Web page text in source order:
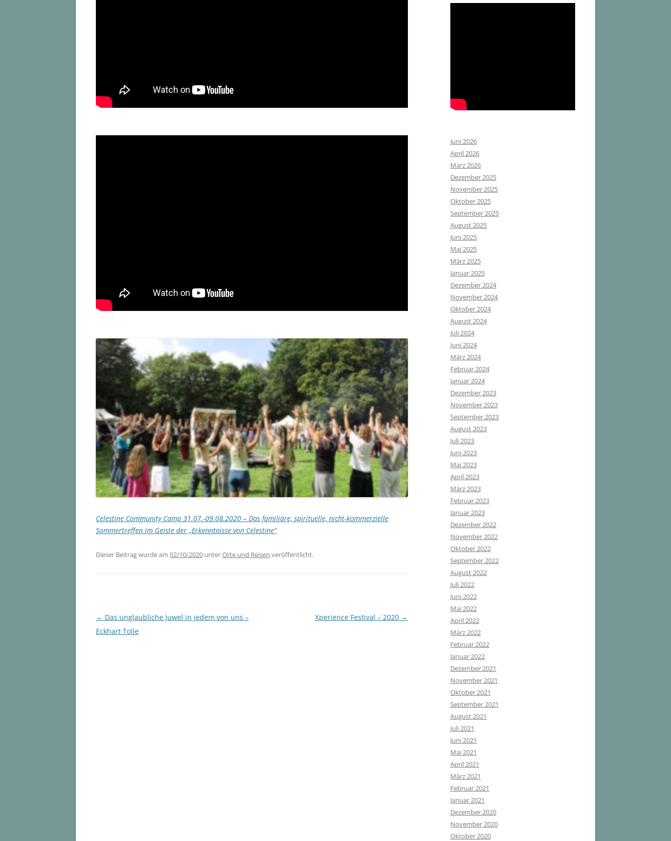
Celestine Community Camp 31.07.-09.08.2020 – Das familiäre, spirituelle, nicht-kommerzielle
Sommertreffen im Geiste der „Erkenntnisse von Celestine“
Dieser Beitrag wurde am 02/10/2020 unterOrte und Reisen veröffentlicht.
Beitragsnavigation
← Das unglaubliche Juwel in jedem von uns –
Eckhart Tolle
Xperience Festival – 2020 →
Juni 2026
April 2026
März 2026
Dezember 2025
November 2025
Oktober 2025
September 2025
August 2025
Juni 2025
Mai 2025
März 2025
Januar 2025
Dezember 2024
November 2024
Oktober 2024
August 2024
Juli 2024
Juni 2024
März 2024
Februar 2024
Januar 2024
Dezember 2023
November 2023
September 2023
August 2023
Juli 2023
Juni 2023
Mai 2023
April 2023
März 2023
Februar 2023
Januar 2023
Dezember 2022
November 2022
Oktober 2022
September 2022
August 2022
Juli 2022
Juni 2022
Mai 2022
April 2022
März 2022
Februar 2022
Januar 2022
Dezember 2021
November 2021
Oktober 2021
September 2021
August 2021
Juli 2021
Juni 2021
Mai 2021
April 2021
März 2021
Februar 2021
Januar 2021
Dezember 2020
November 2020
Oktober 2020